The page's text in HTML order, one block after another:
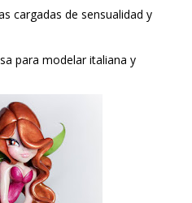
cargadas de sensualidad y
para modelar italiana y